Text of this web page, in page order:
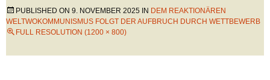
PUBLISHED ON 9. NOVEMBER 2025 IN DEM REAKTIONÄREN
WELTWOKOMMUNISMUS FOLGT DER AUFBRUCH DURCH WETTBEWERB
FULL RESOLUTION (1200 × 800)